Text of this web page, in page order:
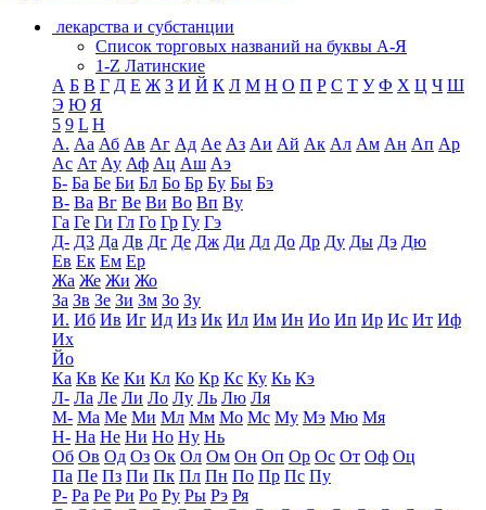
лекарства и субстанции
Список торговых названий на буквы А-Я
1-Z Латинские
А Б В Г Д Е Ж З И Й К Л М Н О П Р С Т У Ф Х Ц Ч Ш
Э Ю Я
5 9 L H
А. Аа Аб Ав Аг Ад Ае Аз Аи Ай Ак Ал Ам Ан Ап Ар
Ас Ат Ау Аф Ац Аш Аэ
Б- Ба Бе Би Бл Бо Бр Бу Бы Бэ
В- Ва Вг Ве Ви Во Вп Ву
Га Ге Ги Гл Го Гр Гу Гэ
Д- Д3 Да Дв Дг Де Дж Ди Дл До Др Ду Ды Дэ Дю
Ев Ек Ем Ер
Жа Же Жи Жо
За Зв Зе Зи Зм Зо Зу
И. Иб Ив Иг Ид Из Ик Ил Им Ин Ио Ип Ир Ис Ит Иф
Их
Йо
Ка Кв Ке Ки Кл Ко Кр Кс Ку Кь Кэ
Л- Ла Ле Ли Ло Лу Ль Лю Ля
М- Ма Ме Ми Мл Мм Мо Мс Му Мэ Мю Мя
Н- На Не Ни Но Ну Нь
Об Ов Од Оз Ок Ол Ом Он Оп Ор Ос От Оф Оц
Па Пе Пз Пи Пк Пл Пн По Пр Пс Пу
Р- Ра Ре Ри Ро Ру Ры Рэ Ря